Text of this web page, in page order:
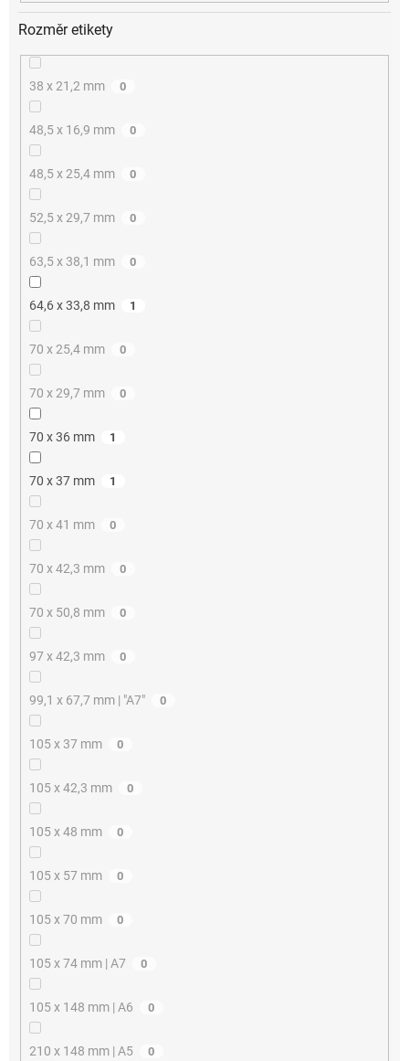
Rozměr etikety
38 x 21,2 mm 0
48,5 x 16,9 mm 0
48,5 x 25,4 mm 0
52,5 x 29,7 mm 0
63,5 x 38,1 mm 0
64,6 x 33,8 mm 1
70 x 25,4 mm 0
70 x 29,7 mm 0
70 x 36 mm 1
70 x 37 mm 1
70 x 41 mm 0
70 x 42,3 mm 0
70 x 50,8 mm 0
97 x 42,3 mm 0
99,1 x 67,7 mm | "A7" 0
105 x 37 mm 0
105 x 42,3 mm 0
105 x 48 mm 0
105 x 57 mm 0
105 x 70 mm 0
105 x 74 mm | A7 0
105 x 148 mm | A6 0
210 x 148 mm | A5 0